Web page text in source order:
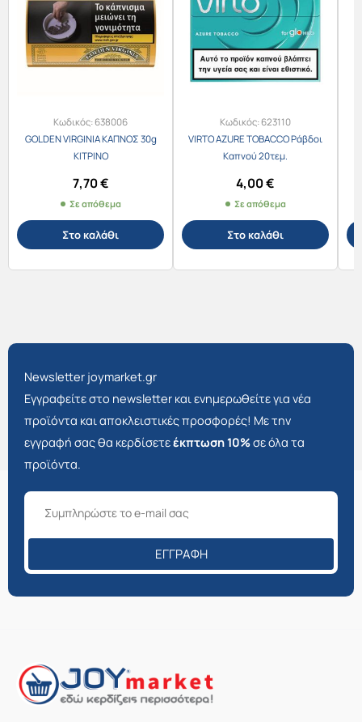
Κωδικός:638006
GOLDEN VIRGINIA ΚΑΠΝΟΣ 30g
ΚΙΤΡΙΝΟ
7,70€
Σε απόθεμα
Στο καλάθι
Κωδικός:623110
VIRTO AZURE TOBACCO Ράβδοι
Καπνού 20τεμ.
4,00€
Σε απόθεμα
Στο καλάθι
Newsletter joymarket.gr
Εγγραφείτε στο newsletter και ενημερωθείτε για νέα
προϊόντα και αποκλειστικές προσφορές! Με την
εγγραφή σας θα κερδίσετεέκπτωση 10%σε όλα τα
προϊόντα.
ΕΓΓΡΑΦΉ